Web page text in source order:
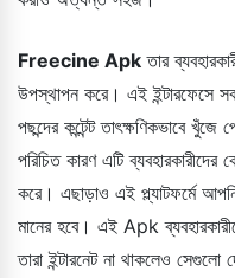
Freecine Apk তার
উপস্থাপন করে। এই ইন্টারফেসে সব
পছন্দের কন্টেন্ট তাৎক্ষণিকভাবে
পরিচিত কারণ এটি ব্যবহারকারীদের
করে। এছাড়াও এই প্ল্যাটফর্মে
মানের হবে। এই Apk
তারা ইন্টারনেট না থাকলেও